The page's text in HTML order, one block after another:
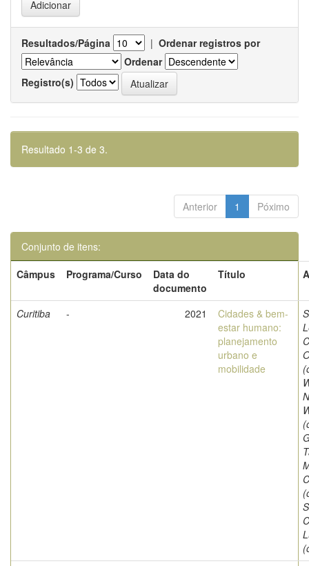
Resultados/Página | Ordenar registros por
Ordenar
Registro(s)
Resultado 1-3 de 3.
Anterior 1 Póximo
Conjunto de itens:
Câmpus
Programa/Curso
Data do
documento
Título
Curitiba - 2021
Cidades & bem-
estar humano:
planejamento
urbano e
mobilidade